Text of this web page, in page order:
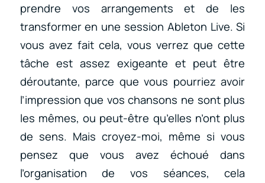
prendre vos arrangements et de les
transformer en une session Ableton Live. Si
vous avez fait cela, vous verrez que cette
tâche est assez exigeante et peut être
déroutante, parce que vous pourriez avoir
l’impression que vos chansons ne sont plus
les mêmes, ou peut-être qu’elles n’ont plus
de sens. Mais croyez-moi, même si vous
pensez que vous avez échoué dans
l’organisation de vos séances, cela